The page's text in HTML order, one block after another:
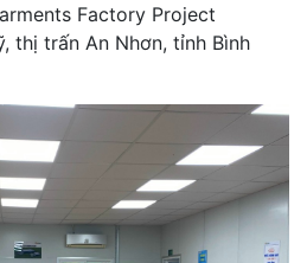
Factory Project
thị trấn An Nhơn, tỉnh Bình